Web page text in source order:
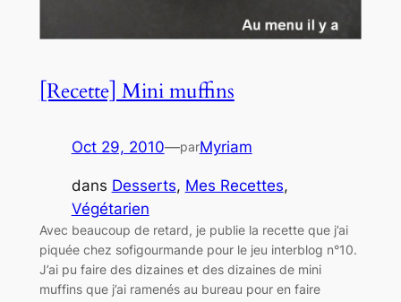
[Recette] Mini muffins
Oct 29, 2010—parMyriam
dans Desserts, Mes Recettes
Végétarien
Avec beaucoup de retard, je publie la recette que j’ai
piquée chez sofigourmande pour le jeu interblog n°10.
J’ai pu faire des dizaines et des dizaines de mini
muffins que j’ai ramenés au bureau pour en faire